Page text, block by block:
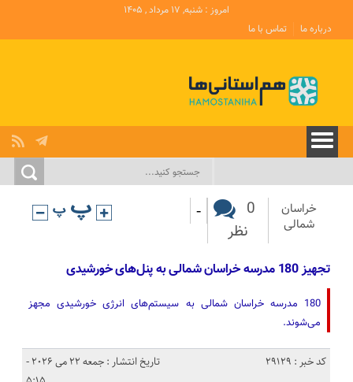
امروز : شنبه, ۱۷ مرداد , ۱۴۰۵
درباره ما
تماس با ما
خراسان
شمالی
0
نظر
-
تجهیز 180 مدرسه خراسان شمالی به پنل‌های خورشیدی
180 مدرسه خراسان شمالی به سیستم‌های انرژی خورشیدی مجهز
می‌شوند.
کد خبر : 29129
تاریخ انتشار : جمعه 22 می 2026 -